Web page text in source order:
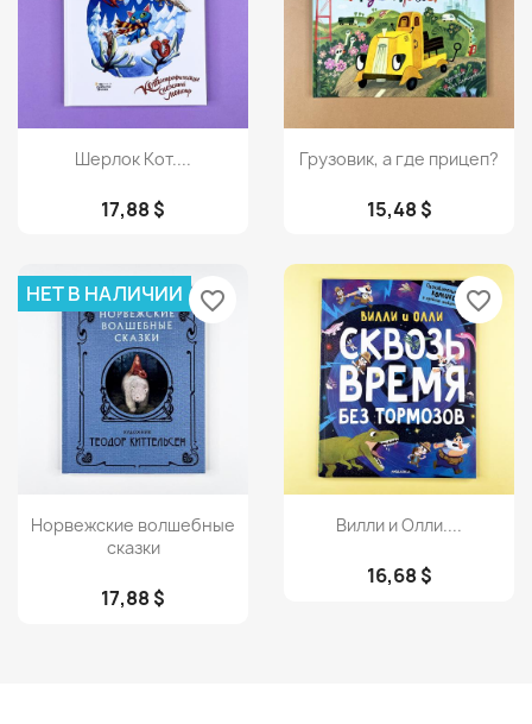
Просмотр
Шерлок Кот....
17,88 $
Просмотр
Грузовик, а где прицеп?
15,48 $
Просмотр
Норвежские волшебные
сказки
17,88 $
НЕТ В НАЛИЧИИ favorite_border
Просмотр
Вилли и Олли....
16,68 $
favorite_border